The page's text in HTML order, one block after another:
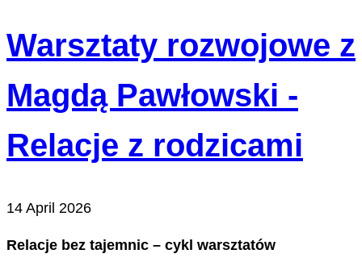
Warsztaty rozwojowe z
Magdą Pawłowski -
Relacje z rodzicami
14 April 2026
Relacje bez tajemnic – cykl warsztatów